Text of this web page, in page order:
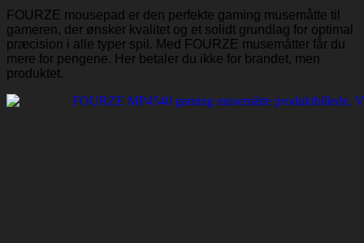
FOURZE mousepad er den perfekte gaming musemåtte til
gameren, der ønsker kvalitet og et solidt grundlag for optimal
præcision i alle typer spil. Med FOURZE musemåtter får du
mere for pengene. Her betaler du ikke for brandet, men
produktet.